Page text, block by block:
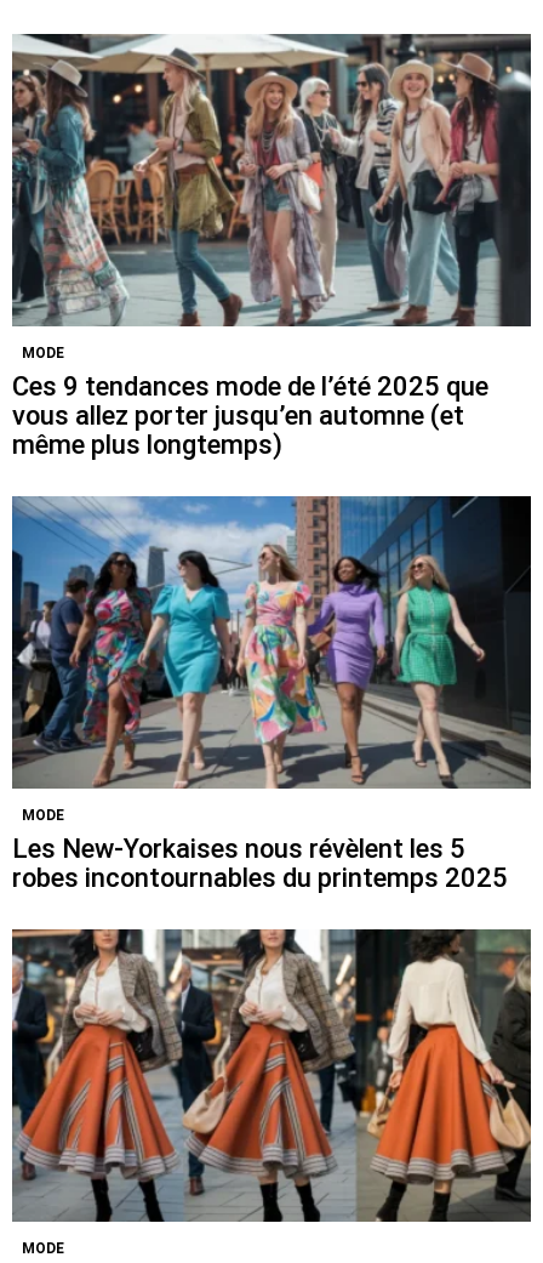
MODE
Ces 9 tendances mode de l’été 2025 que
vous allez porter jusqu’en automne (et
même plus longtemps)
MODE
Les New-Yorkaises nous révèlent les 5
robes incontournables du printemps 2025
MODE